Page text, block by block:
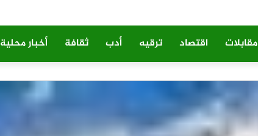
مقابلات اقتصاد ترقيه أدب ثقافة أخبار محلية